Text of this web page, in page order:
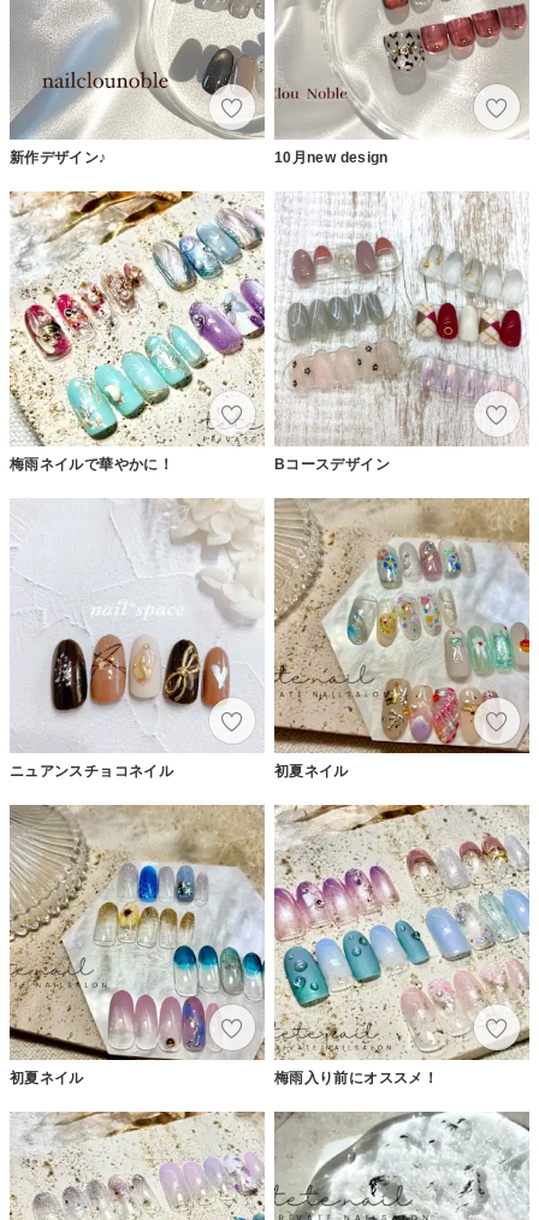
新作デザイン♪ 10月new design
梅雨ネイルで華やかに！ Bコースデザイン
ニュアンスチョコネイル 初夏ネイル
初夏ネイル 梅雨入り前にオススメ！